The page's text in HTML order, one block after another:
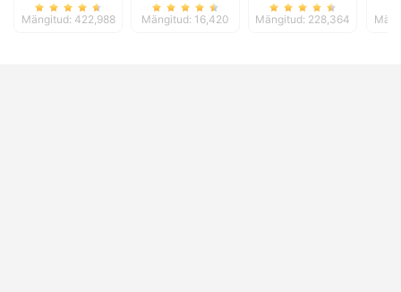
Mängitud: 422,988 Mängitud: 16,420 Mängitud: 228,364